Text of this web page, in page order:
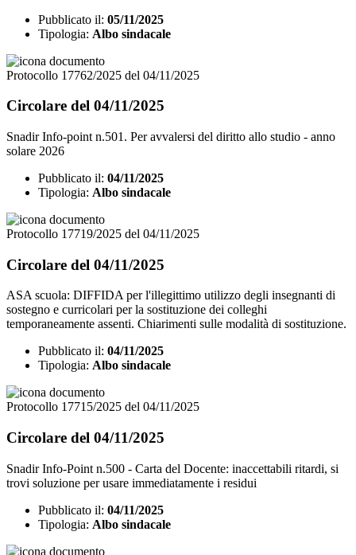
Pubblicato il: 05/11/2025
Tipologia: Albo sindacale
Protocollo 17762/2025 del 04/11/2025
Circolare del 04/11/2025
Snadir Info-point n.501. Per avvalersi del diritto allo studio - anno
solare 2026
Pubblicato il: 04/11/2025
Tipologia: Albo sindacale
Protocollo 17719/2025 del 04/11/2025
Circolare del 04/11/2025
ASA scuola: DIFFIDA per l'illegittimo utilizzo degli insegnanti di
sostegno e curricolari per la sostituzione dei colleghi
temporaneamente assenti. Chiarimenti sulle modalità di sostituzione.
Pubblicato il: 04/11/2025
Tipologia: Albo sindacale
Protocollo 17715/2025 del 04/11/2025
Circolare del 04/11/2025
Snadir Info-Point n.500 - Carta del Docente: inaccettabili ritardi, si
trovi soluzione per usare immediatamente i residui
Pubblicato il: 04/11/2025
Tipologia: Albo sindacale